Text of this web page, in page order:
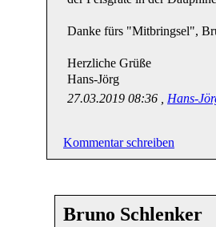
Danke fürs "Mitbringsel",
Herzliche Grüße
Hans-Jörg
27.03.2019 08:36 , Hans-
Kommentar schreiben
Bruno Schlenker